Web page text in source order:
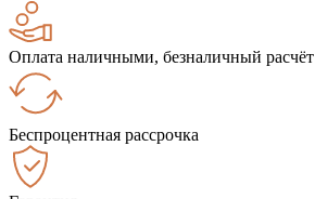
Оплата наличными, безналичный расчёт
Беспроцентная рассрочка